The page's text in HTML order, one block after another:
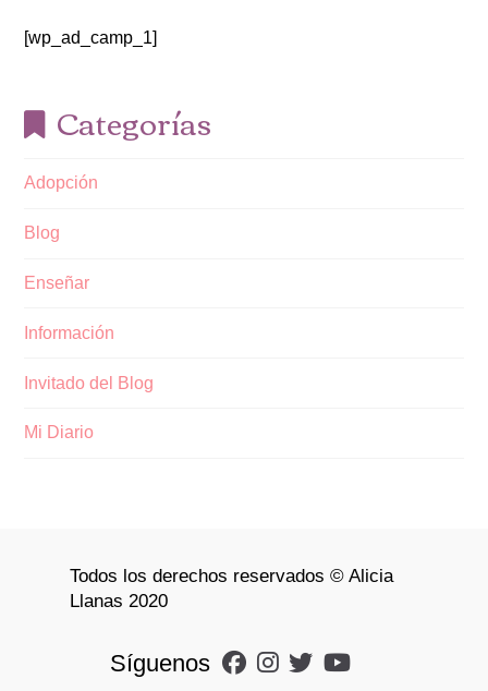
[wp_ad_camp_1]
Categorías
Adopción
Blog
Enseñar
Información
Invitado del Blog
Mi Diario
Todos los derechos reservados © Alicia
Llanas 2020
Síguenos